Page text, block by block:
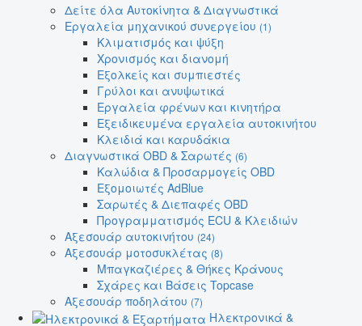
Δείτε όλα Αυτοκίνητα & Διαγνωστικά
Εργαλεία μηχανικού συνεργείου (1)
Κλιματισμός και ψύξη
Χρονισμός και διανομή
Εξολκείς και συμπιεστές
Γρύλοι και ανυψωτικά
Εργαλεία φρένων και κινητήρα
Εξειδικευμένα εργαλεία αυτοκινήτου
Κλειδιά και καρυδάκια
Διαγνωστικά OBD & Σαρωτές (6)
Καλώδια & Προσαρμογείς OBD
Εξομοιωτές AdBlue
Σαρωτές & Διεπαφές OBD
Προγραμματισμός ECU & Κλειδιών
Αξεσουάρ αυτοκινήτου (24)
Αξεσουάρ μοτοσυκλέτας (8)
Μπαγκαζιέρες & Θήκες Κράνους
Σχάρες και Βάσεις Topcase
Αξεσουάρ ποδηλάτου (7)
Ηλεκτρονικά &